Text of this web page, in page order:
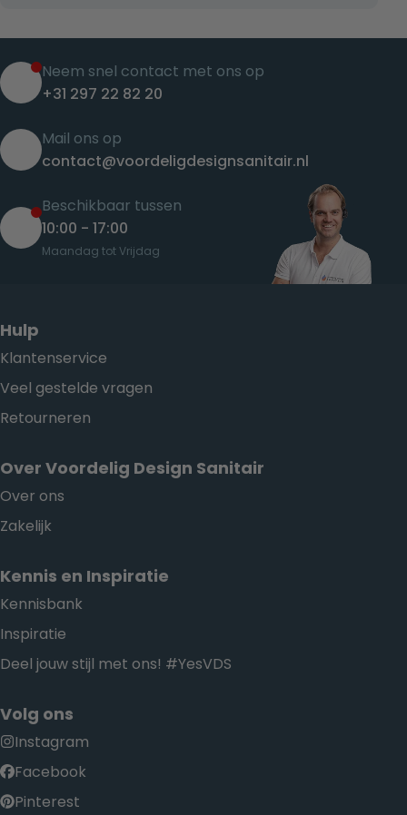
Neem snel contact met ons op
+31 297 22 82 20
Mail ons op
contact@voordeligdesignsanitair.nl
Beschikbaar tussen
10:00 - 17:00
Maandag tot Vrijdag
Hulp
Klantenservice
Veel gestelde vragen
Retourneren
Over Voordelig Design Sanitair
Over ons
Zakelijk
Kennis en Inspiratie
Kennisbank
Inspiratie
Deel jouw stijl met ons! #YesVDS
Volg ons
Instagram
Facebook
Pinterest